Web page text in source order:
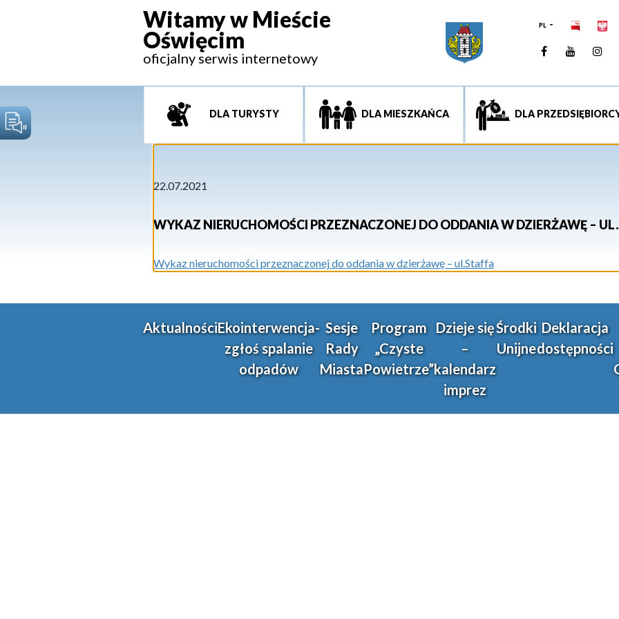
Witamy w Mieście
Oświęcim
oficjalny serwis internetowy
PL
Facebook
DLA TURYSTY DLA MIESZKAŃCA DLA
22.07.2021
WYKAZ NIERUCHOMOŚCI PRZEZNACZONEJ DO ODDANIA W DZIERŻAWĘ –
Wykaz nieruchomości przeznaczonej do oddania w dzierżawę – ul.Staffa
AktualnościEkointerwencja-
zgłoś spalanie
odpadów
Sesje
Rady
Miasta
Program
„Czyste
Powietrze”
Dzieje się
–
kalendarz
imprez
Środki
Unijne
Deklaracja
dostępności